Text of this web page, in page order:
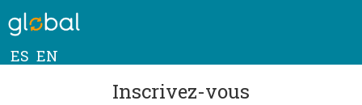
ES EN
Inscrivez-vous